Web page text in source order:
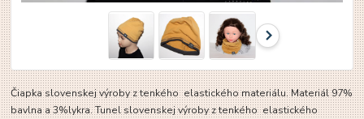
Čiapka slovenskej výroby z tenkého elastického materiálu. Materiál 97%
bavlna a 3%lykra. Tunel slovenskej výroby z tenkého elastického